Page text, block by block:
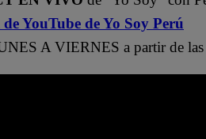
YouTube de Yo Soy Perú
A VIERNES a partir de